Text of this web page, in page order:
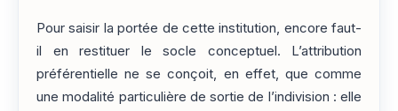
Pour saisir la portée de cette institution, encore faut-
il en restituer le socle conceptuel. L’attribution
préférentielle ne se conçoit, en effet, que comme
une modalité particulière de sortie de l’indivision : elle